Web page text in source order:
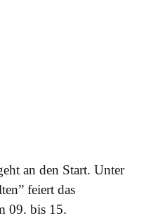
an den Start. Unter
feiert das
09. bis 15.